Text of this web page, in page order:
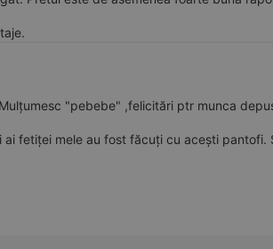
Deja sunt la a 3a comanda:) Mulțumesc "pebebe"
ai fetiței mele au fost făcuți cu acești